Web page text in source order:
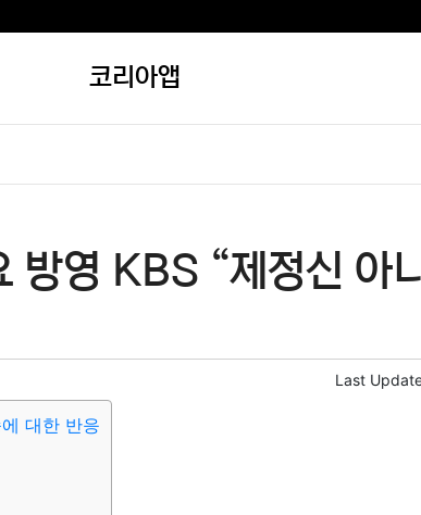
코리아앱
방영 KBS “제정신 아
Last
대한 반응